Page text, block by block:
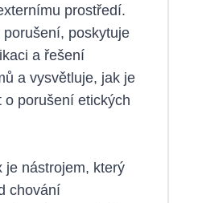
prostředí.
poskytuje
a řešení
a vysvětluje, jak je
o porušení etických
nástrojem, který
chování